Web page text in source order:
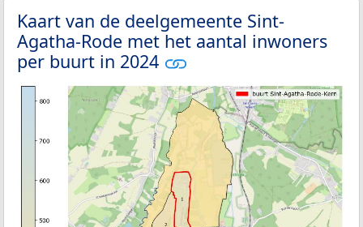
Kaart van de deelgemeente Sint-
Agatha-Rode met het aantal inwoners
per buurt in 2024